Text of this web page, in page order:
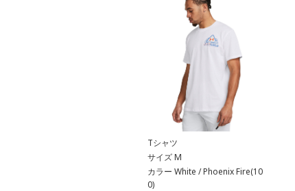
Tシャツ
サイズ M
カラー White / Phoenix Fire(10
0)